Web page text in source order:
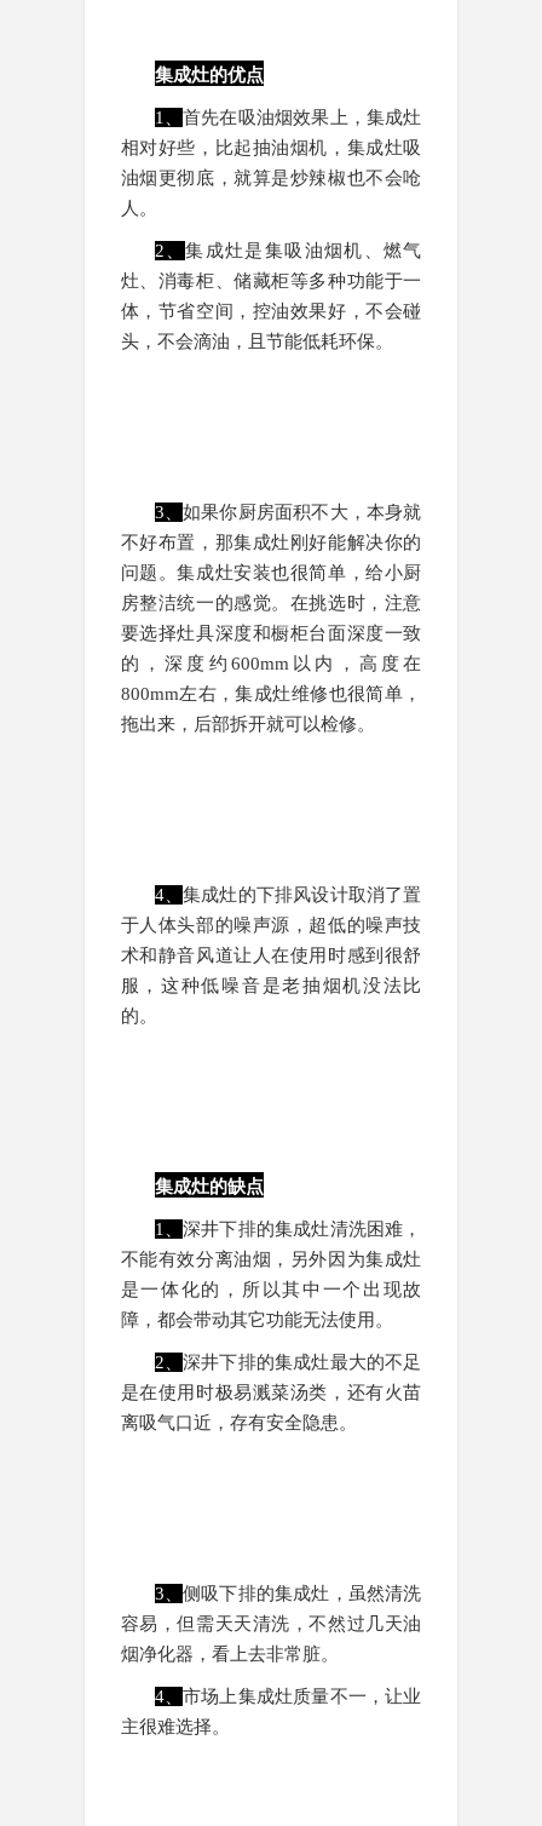
集成灶的优点
1、首先在吸油烟效果上，集成灶
相对好些，比起抽油烟机，集成灶吸
油烟更彻底，就算是炒辣椒也不会呛
人。
2、集成灶是集吸油烟机、燃气
灶、消毒柜、储藏柜等多种功能于一
体，节省空间，控油效果好，不会碰
头，不会滴油，且节能低耗环保。
3、如果你厨房面积不大，本身就
不好布置，那集成灶刚好能解决你的
问题。集成灶安装也很简单，给小厨
房整洁统一的感觉。在挑选时，注意
要选择灶具深度和橱柜台面深度一致
的，深度约600mm以内，高度在
800mm左右，集成灶维修也很简单，
拖出来，后部拆开就可以检修。
4、集成灶的下排风设计取消了置
于人体头部的噪声源，超低的噪声技
术和静音风道让人在使用时感到很舒
服，这种低噪音是老抽烟机没法比
的。
集成灶的缺点
1、深井下排的集成灶清洗困难，
不能有效分离油烟，另外因为集成灶
是一体化的，所以其中一个出现故
障，都会带动其它功能无法使用。
2、深井下排的集成灶最大的不足
是在使用时极易溅菜汤类，还有火苗
离吸气口近，存有安全隐患。
3、侧吸下排的集成灶，虽然清洗
容易，但需天天清洗，不然过几天油
烟净化器，看上去非常脏。
4、市场上集成灶质量不一，让业
主很难选择。